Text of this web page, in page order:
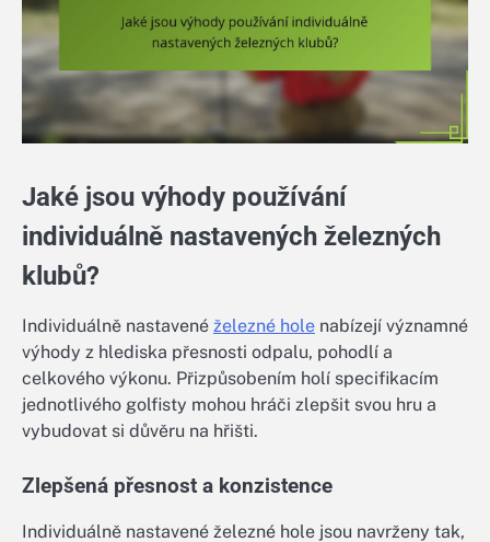
Jaké jsou výhody používání
individuálně nastavených železných
klubů?
Individuálně nastavené železné hole nabízejí významné
výhody z hlediska přesnosti odpalu, pohodlí a
celkového výkonu. Přizpůsobením holí specifikacím
jednotlivého golfisty mohou hráči zlepšit svou hru a
vybudovat si důvěru na hřišti.
Zlepšená přesnost a konzistence
Individuálně nastavené železné hole jsou navrženy tak,